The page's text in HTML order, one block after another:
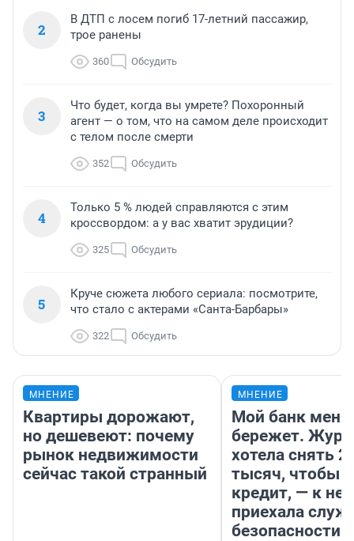
2
В ДТП с лосем погиб 17-летний пассажир,
трое ранены
360 Обсудить
3
Что будет, когда вы умрете? Похоронный
агент — о том, что на самом деле происходит
с телом после смерти
352 Обсудить
4
Только 5 % людей справляются с этим
кроссвордом: а у вас хватит эрудиции?
325 Обсудить
5
Круче сюжета любого сериала: посмотрите,
что стало с актерами «Санта-Барбары»
322 Обсудить
МНЕНИЕ
Квартиры дорожают,
но дешевеют: почему
рынок недвижимости
сейчас такой странный
МНЕНИЕ
Мой банк меня
бережет.
хотела снять
тысяч, чтобы
кредит, — к
приехала
безопасности